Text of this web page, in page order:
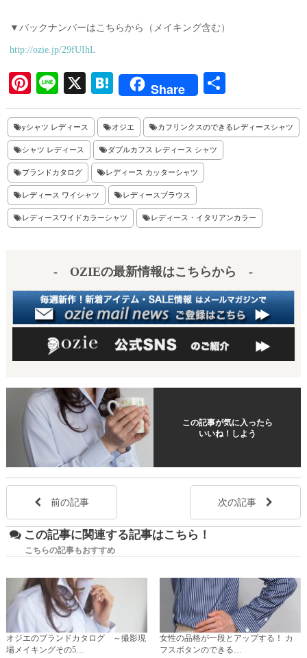
▼バックナンバーはこちらから（メイキング含む）
http://ozie.jp/29fUIhL
Pi
nt
er
es
t
Li
ne
X
H
at
en
a
Share
有
yシャツ レディース オジエ カフリンクスのできるレディースシャツ
シャツ レディース ダブルカフス レディース シャツ
ブランドカタログ レディース カッターシャツ
レディース ワイシャツ レディースブラウス
レディースワイドカラーシャツ レディース・イタリアンカラー
- OZIEの最新情報はこちらから -
この記事が気に入ったら
いいね！しよう
前の記事 次の記事
この記事に関連する記事はこちら！
こちらの記事もおすすめ
オジエのブランドカタログ ～撮影現
場メイキングその5…
女性の品格が一段とアップする！ カ
フスボタンのできる…